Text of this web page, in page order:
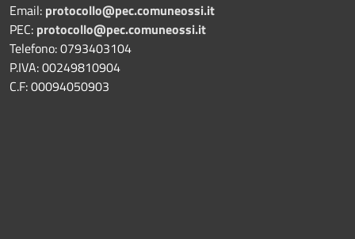
Email: protocollo@pec.comuneossi.it
PEC: protocollo@pec.comuneossi.it
Telefono: 0793403104
P.IVA: 00249810904
C.F: 00094050903